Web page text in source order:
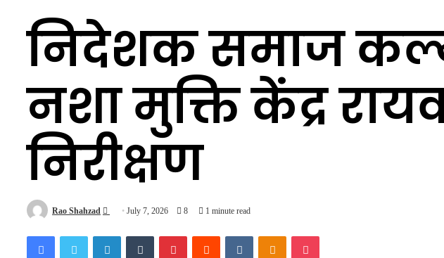
निदेशक समाज
नशा मुक्ति केंद्र
निरीक्षण
Rao Shahzad
Send
email
July 7, 2026 8 1 minute read
FacebookTwitter LinkedInTumblr PinterestReddit VKontakteOdnoklassniki
Pocket